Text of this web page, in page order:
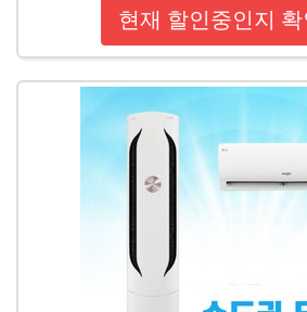
현재 할인중인지 확